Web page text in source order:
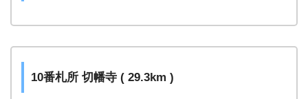
10番札所 切幡寺 ( 29.3km )